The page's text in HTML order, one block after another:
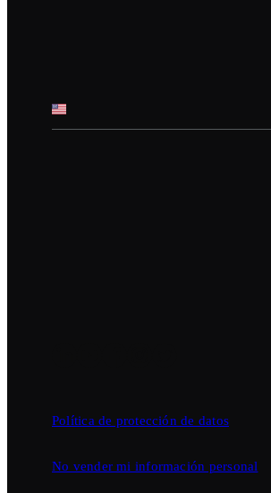
Política de protección de datos
No vender mi información personal